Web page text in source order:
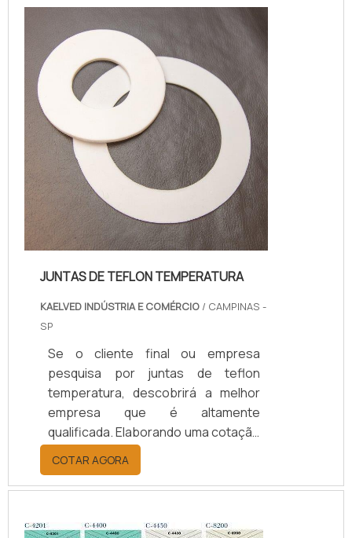
JUNTAS DE TEFLON TEMPERATURA
KAELVED INDÚSTRIA E COMÉRCIO / CAMPINAS -
SP
Se o cliente final ou empresa
pesquisa por juntas de teflon
temperatura, descobrirá a melhor
empresa que é altamente
qualificada. Elaborando uma cotação
por meio da plataforma e
descobrindo a melhor referência do
mercado.Sim, aqui é o lugar certo!
temperatura, com os colaboradores
COTAR AGORA